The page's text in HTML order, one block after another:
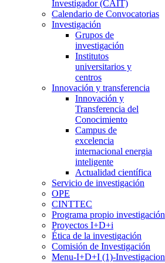
Investigador (CAIT)
Calendario de Convocatorias
Investigación
Grupos de
investigación
Institutos
universitarios y
centros
Innovación y transferencia
Innovación y
Transferencia del
Conocimiento
Campus de
excelencia
internacional energia
inteligente
Actualidad científica
Servicio de investigación
OPE
CINTTEC
Programa propio investigación
Proyectos I+D+i
Ética de la investigación
Comisión de Investigación
Menu-I+D+I (1)-Investigacion